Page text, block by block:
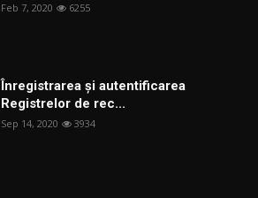
Feb 7, 2020 6255
Înregistrarea și autentificarea
Registrelor de rec...
Sep 14, 2020 3934